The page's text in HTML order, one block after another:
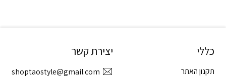
כללי
תקנון האתר
יצירת קשר
shoptaostyle@gmail.com